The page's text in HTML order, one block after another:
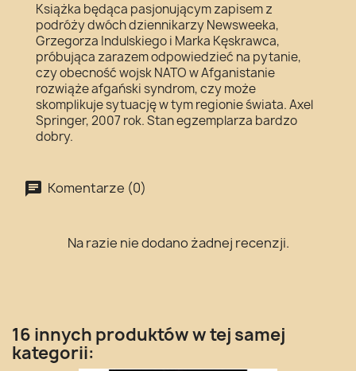
Książka będąca pasjonującym zapisem z
podróży dwóch dziennikarzy Newsweeka,
Grzegorza Indulskiego i Marka Kęskrawca,
próbująca zarazem odpowiedzieć na pytanie,
czy obecność wojsk NATO w Afganistanie
rozwiąże afgański syndrom, czy może
skomplikuje sytuację w tym regionie świata. Axel
Springer, 2007 rok. Stan egzemplarza bardzo
dobry.
Komentarze (0)
Na razie nie dodano żadnej recenzji.
16 innych produktów w tej samej
kategorii: